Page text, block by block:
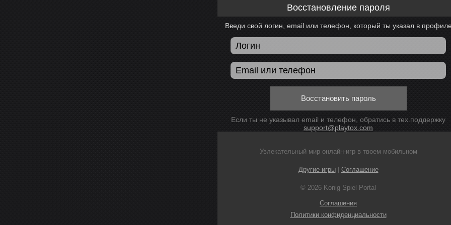
Восстановление пароля
Введи свой логин, email или телефон, который ты указал в
Восстановить пароль
Если ты не указывал email и телефон, обратись в тех.поддержку
support@playtox.com
Увлекательный мир онлайн-игр в твоем мобильном
Другие игры| Соглашение
© 2026 Konig Spiel Portal
Соглашения
Политики конфиденциальности